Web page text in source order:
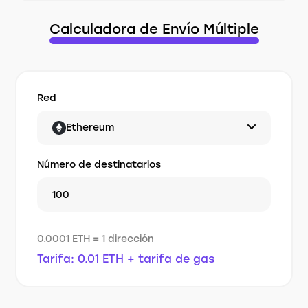
Calculadora de Envío Múltiple
Red
Ethereum
Número de destinatarios
0.0001 ETH = 1 dirección
Tarifa: 0.01 ETH + tarifa de gas